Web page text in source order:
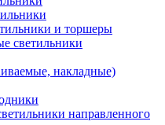
и торшеры
светильники
накладные)
направленного